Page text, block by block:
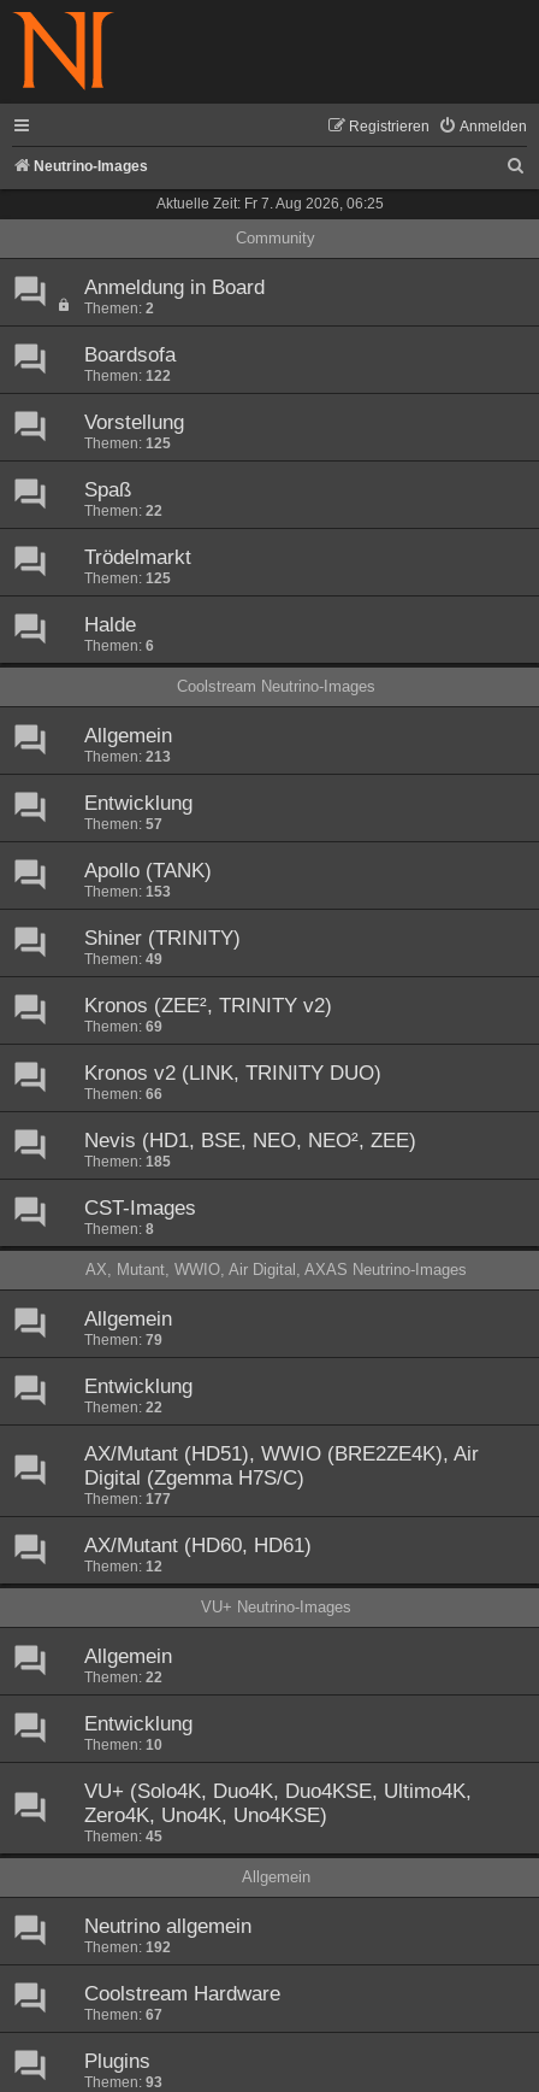
Anmelden
Registrieren
Neutrino-Images
h
Aktuelle Zeit: Fr 7. Aug 2026, 06:25
Community
Anmeldung in Board
Themen: 2
Boardsofa
Themen: 122
Vorstellung
Themen: 125
Spaß
Themen: 22
Trödelmarkt
Themen: 125
Halde
Themen: 6
Coolstream Neutrino-Images
Allgemein
Themen: 213
Entwicklung
Themen: 57
Apollo (TANK)
Themen: 153
Shiner (TRINITY)
Themen: 49
Kronos (ZEE², TRINITY v2)
Themen: 69
Kronos v2 (LINK, TRINITY DUO)
Themen: 66
Nevis (HD1, BSE, NEO, NEO², ZEE)
Themen: 185
CST-Images
Themen: 8
AX, Mutant, WWIO, Air Digital, AXAS Neutrino-Images
Allgemein
Themen: 79
Entwicklung
Themen: 22
AX/Mutant (HD51), WWIO (BRE2ZE4K), Air
Digital (Zgemma H7S/C)
Themen: 177
AX/Mutant (HD60, HD61)
Themen: 12
VU+ Neutrino-Images
Allgemein
Themen: 22
Entwicklung
Themen: 10
VU+ (Solo4K, Duo4K, Duo4KSE, Ultimo4K,
Zero4K, Uno4K, Uno4KSE)
Themen: 45
Allgemein
Neutrino allgemein
Themen: 192
Coolstream Hardware
Themen: 67
Plugins
Themen: 93